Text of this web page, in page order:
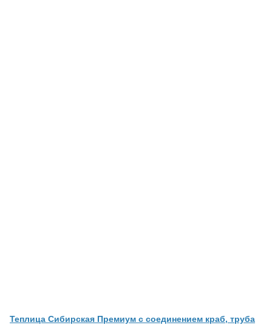
Теплица Сибирская Премиум с соединением краб, труба